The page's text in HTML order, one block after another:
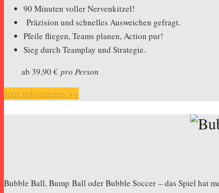
90 Minuten voller Nervenkitzel!
Präzision und schnelles Ausweichen gefragt.
Pfeile fliegen, Teams planen, Action pur!
Sieg durch Teamplay und Strategie.
ab 39,90 € pro Person
Jetzt informieren >>
Bubble Ball, Bump Ball oder Bubble Soccer – das Spiel hat